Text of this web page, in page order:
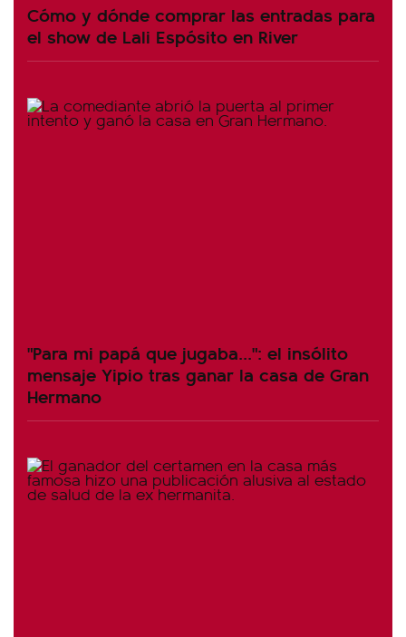
Cómo y dónde comprar las entradas para
el show de Lali Espósito en River
"Para mi papá que jugaba...": el insólito
mensaje Yipio tras ganar la casa de Gran
Hermano